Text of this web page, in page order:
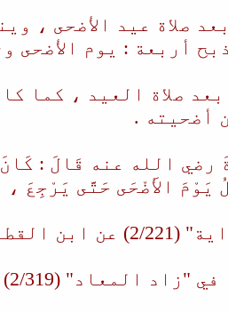
صلاة عيد الأضحى ،
أربعة : يوم الأضحى
بعد صلاة العيد ، كما
أضحيته .
عن بُرَيْدَةَ رضي الله
يَوْمَ الأَضْحَى حَتَّى يَرْجِعَ
أنه صححه .
المعاد" (2/319) :